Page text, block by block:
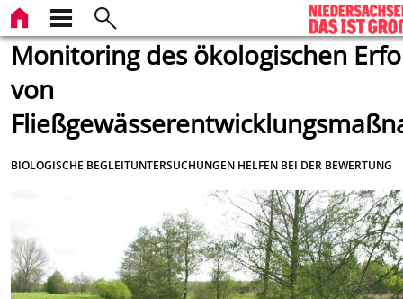
Monitoring des ökologischen
von
BIOLOGISCHE BEGLEITUNTERSUCHUNGEN HELFEN BEI DER BEWERTUNG